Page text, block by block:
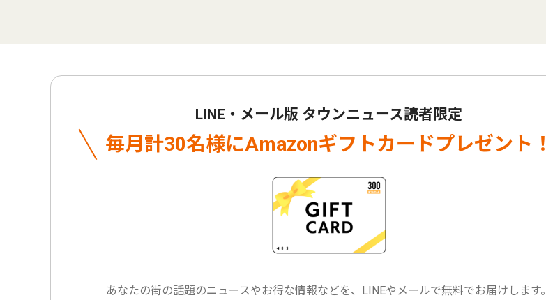
LINE・メール版 タウンニュース読者限定
毎月計30名様にAmazonギフトカードプレゼント！
あなたの街の話題のニュースやお得な情報などを、LINEやメールで無料でお届けします。